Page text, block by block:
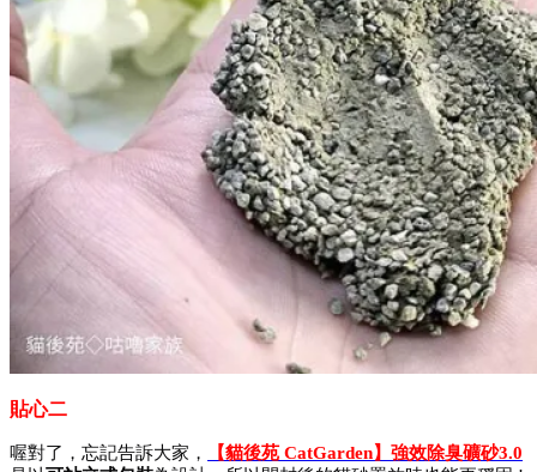
貼心二
喔對了，忘記告訴大家，
【貓後苑 CatGarden】強效除臭礦砂3.0